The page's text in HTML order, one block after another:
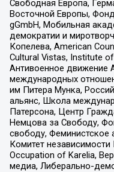
Свободная Европа,
Восточной Европы,
gGmbH, Мобильная
демократии и
Копелева, American
Cultural Vistas, Institute
Антивоенное движение
международных
им Питера Мунка,
альянс, Школа
Патерсона, Центр
Немцова за Свободу,
свободу, Феминистское
Комитет
Occupation of Karelia,
медиа, Либерально-